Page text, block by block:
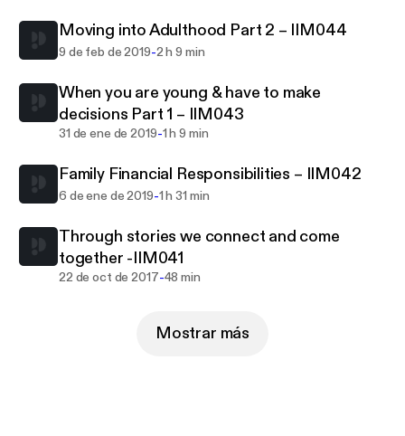
Moving into Adulthood Part 2 – IIM044
9 de feb de 2019-2 h 9 min
When you are young & have to make
decisions Part 1 – IIM043
31 de ene de 2019-1 h 9 min
Family Financial Responsibilities – IIM042
6 de ene de 2019-1 h 31 min
Through stories we connect and come
together -IIM041
22 de oct de 2017-48 min
Mostrar más